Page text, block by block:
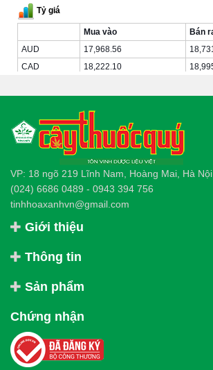
VP: 18 ngõ 219 Lĩnh Nam, Hoàng Mai, Hà Nội
(024) 6686 0489 - 0943 394 756
tinhhoaxanhvn@gmail.com
Giới thiệu
Thông tin
Sản phẩm
Chứng nhận